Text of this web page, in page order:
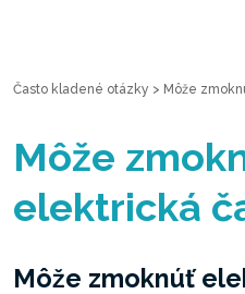
Často kladené otázky > Môže
Môže
elektrická
Môže zmoknúť